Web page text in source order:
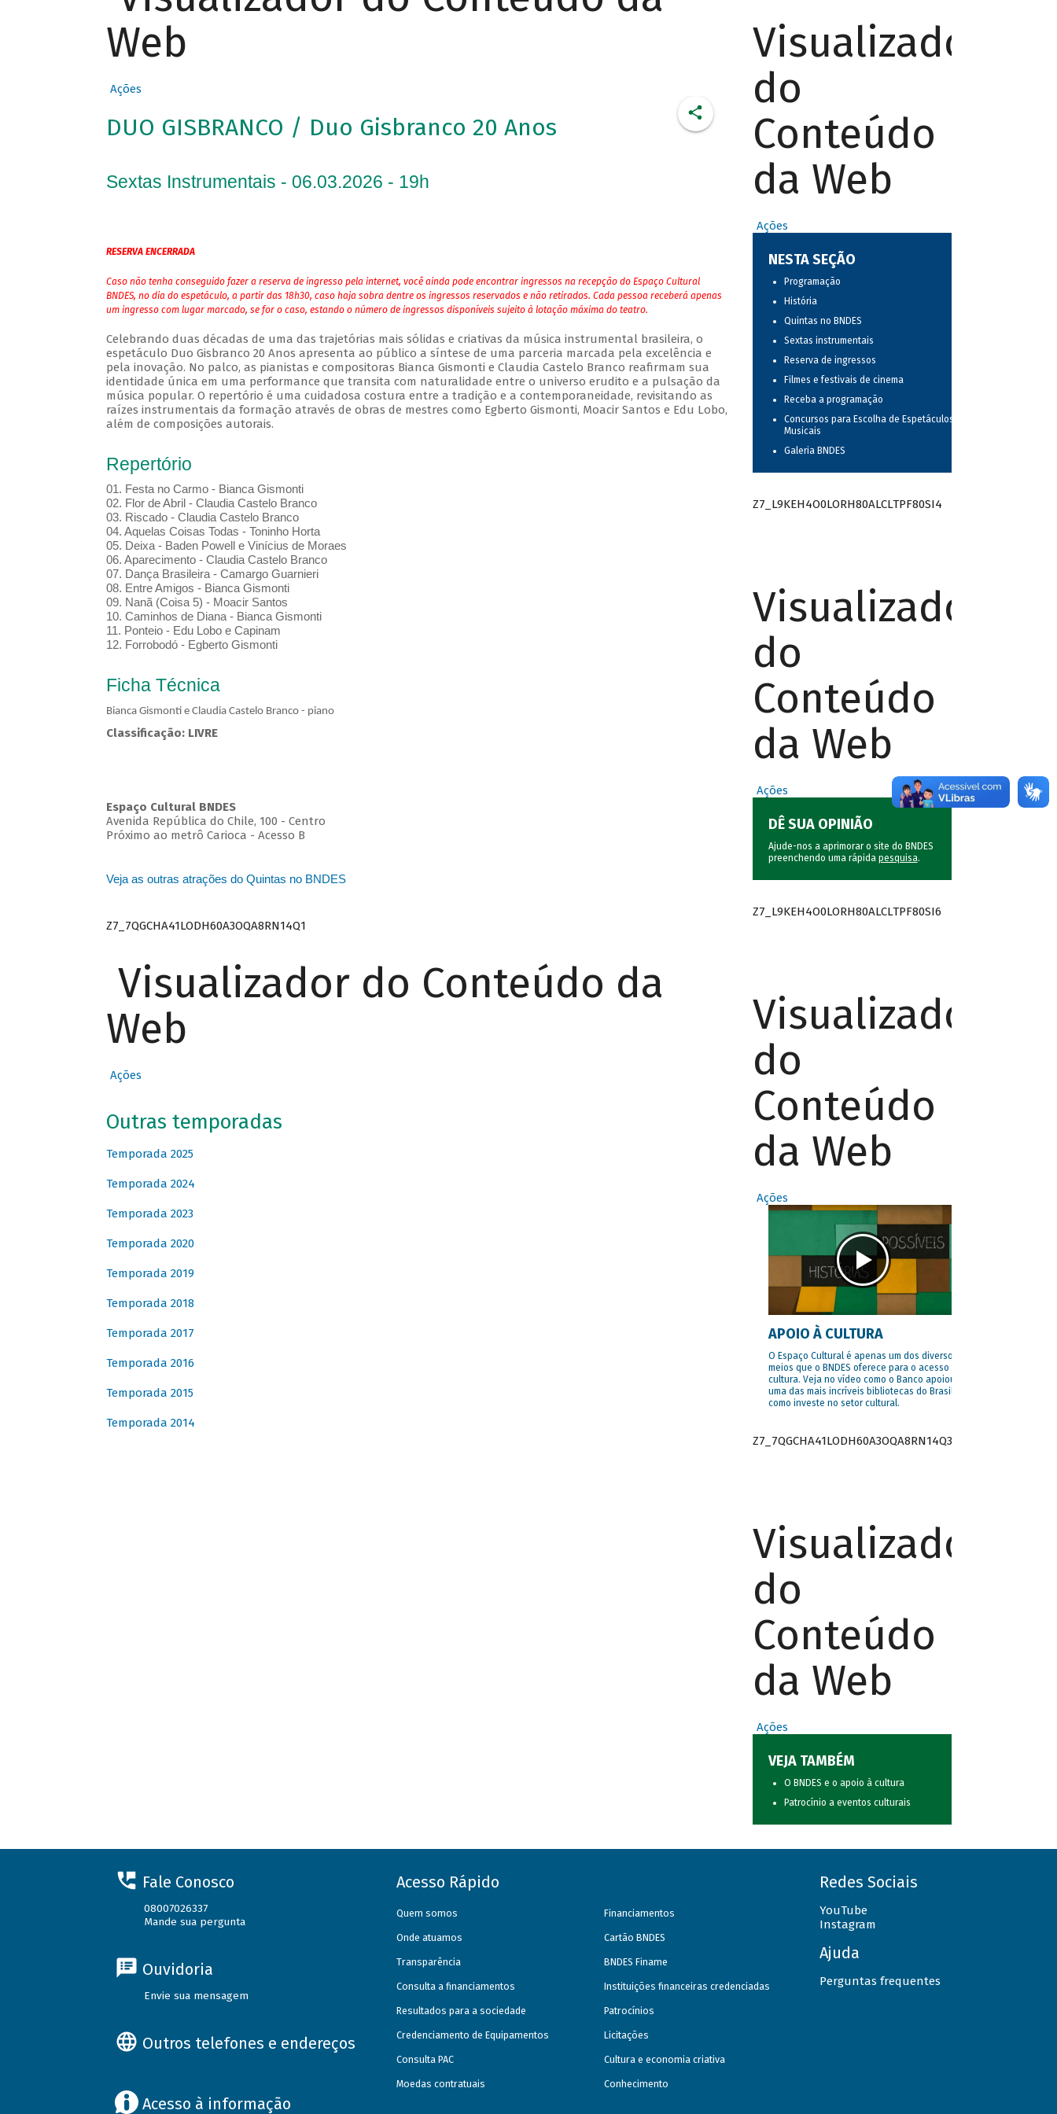
Web
Ações
DUO GISBRANCO / Duo Gisbranco 20 Anos
Sextas Instrumentais - 06.03.2026 - 19h
RESERVA ENCERRADA
Caso não tenha conseguido fazer a reserva de ingresso pela internet, você ainda pode encontrar ingressos na recepção do Espaço Cultural
BNDES, no dia do espetáculo, a partir das 18h30, caso haja sobra dentre os ingressos reservados e não retirados. Cada pessoa receberá apenas
um ingresso com lugar marcado, se for o caso, estando o número de ingressos disponíveis sujeito à lotação máxima do teatro.
Celebrando duas décadas de uma das trajetórias mais sólidas e criativas da música instrumental brasileira, o
espetáculo Duo Gisbranco 20 Anos apresenta ao público a síntese de uma parceria marcada pela excelência e
pela inovação. No palco, as pianistas e compositoras Bianca Gismonti e Claudia Castelo Branco reafirmam sua
identidade única em uma performance que transita com naturalidade entre o universo erudito e a pulsação da
música popular. O repertório é uma cuidadosa costura entre a tradição e a contemporaneidade, revisitando as
raízes instrumentais da formação através de obras de mestres como Egberto Gismonti, Moacir Santos e Edu Lobo,
além de composições autorais.
Repertório
01.⁠ ⁠Festa no Carmo - Bianca Gismonti
02.⁠ ⁠Flor de Abril - Claudia Castelo Branco
03.⁠ ⁠Riscado - Claudia Castelo Branco
04.⁠ ⁠Aquelas Coisas Todas - Toninho Horta
05.⁠ ⁠Deixa - Baden Powell e Vinícius de Moraes
06.⁠ ⁠Aparecimento - Claudia Castelo Branco
07.⁠ ⁠Dança Brasileira - Camargo Guarnieri
08.⁠ ⁠Entre Amigos - Bianca Gismonti
09.⁠ ⁠Nanã (Coisa 5) - Moacir Santos
10.⁠ ⁠Caminhos de Diana - Bianca Gismonti
11.⁠ ⁠Ponteio - Edu Lobo e Capinam
12.⁠ ⁠Forrobodó - Egberto Gismonti
Ficha Técnica
Bianca Gismonti e Claudia Castelo Branco - piano
Classificação: LIVRE
Espaço Cultural BNDES
Avenida República do Chile, 100 - Centro
Próximo ao metrô Carioca - Acesso B
Veja as outras atrações do Quintas no BNDES
Z7_7QGCHA41LODH60A3OQA8RN14Q1
Visualizador do Conteúdo da
Web
Ações
Outras temporadas
Temporada 2025
Temporada 2024
Temporada 2023
Temporada 2020
Temporada 2019
Temporada 2018
Temporada 2017
Temporada 2016
Temporada 2015
Temporada 2014
Visualizador
do
Conteúdo
da Web
Ações
NESTA SEÇÃO
Programação
História
Quintas no BNDES
Sextas instrumentais
Reserva de ingressos
Filmes e festivais de cinema
Receba a programação
Concursos para Escolha de Espetáculos
Musicais
Galeria BNDES
Z7_L9KEH4O0LORH80ALCLTPF80SI4
Visualizador
do
Conteúdo
da Web
Ações
DÊ SUA OPINIÃO
Ajude-nos a aprimorar o site do BNDES
preenchendo uma rápida pesquisa.
Z7_L9KEH4O0LORH80ALCLTPF80SI6
Visualizador
do
Conteúdo
da Web
Ações
APOIO À CULTURA
O Espaço Cultural é apenas um dos diversos
meios que o BNDES oferece para o acesso à
cultura. Veja no vídeo como o Banco apoiou
uma das mais incríveis bibliotecas do Brasil e
como investe no setor cultural.
Z7_7QGCHA41LODH60A3OQA8RN14Q3
Visualizador
do
Conteúdo
da Web
Ações
VEJA TAMBÉM
O BNDES e o apoio à cultura
Patrocínio a eventos culturais
Fale Conosco
08007026337
Mande sua pergunta
Ouvidoria
Envie sua mensagem
Outros telefones e endereços
Acesso à informação
Acesso Rápido
Quem somos
Onde atuamos
Transparência
Consulta a financiamentos
Resultados para a sociedade
Credenciamento de Equipamentos
Consulta PAC
Moedas contratuais
Financiamentos
Cartão BNDES
BNDES Finame
Instituições financeiras credenciadas
Patrocínios
Licitações
Cultura e economia criativa
Conhecimento
Redes Sociais
YouTube
Instagram
Ajuda
Perguntas frequentes